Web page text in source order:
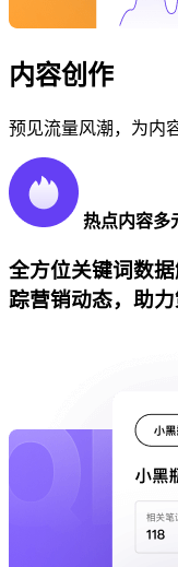
内容创作
预见流量风潮，为内
热点内容多
全方位关键词数
踪营销动态，助力